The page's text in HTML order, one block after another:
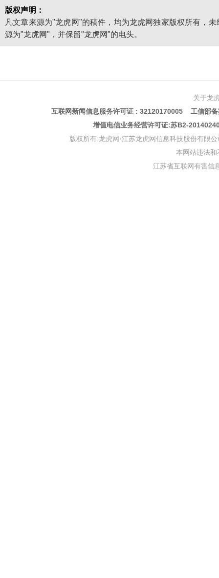
版权声明：
凡文章来源为"龙虎网"的稿件，均为龙虎网独家版权所有，
源为"龙虎网"，并保留"龙虎网"的电头。
关于龙
互联网新闻信息服务许可证 : 32120170005 工信部
增值电信业务经营许可证:苏B2-
版权所有:龙虎网·江苏龙虎网信息科技股份有限
本网站违法
江苏省互联网有害